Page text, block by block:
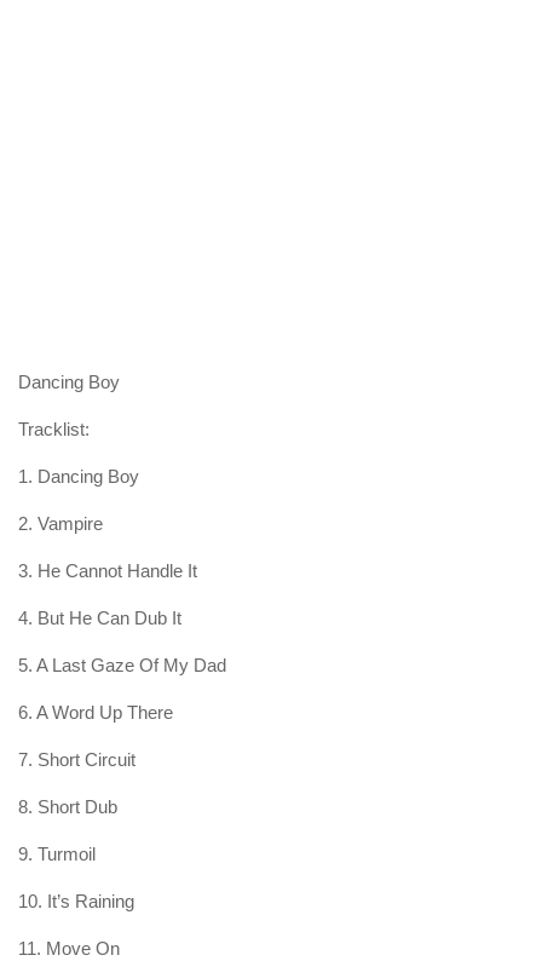
Dancing Boy
Tracklist:
1. Dancing Boy
2. Vampire
3. He Cannot Handle It
4. But He Can Dub It
5. A Last Gaze Of My Dad
6. A Word Up There
7. Short Circuit
8. Short Dub
9. Turmoil
10. It’s Raining
11. Move On